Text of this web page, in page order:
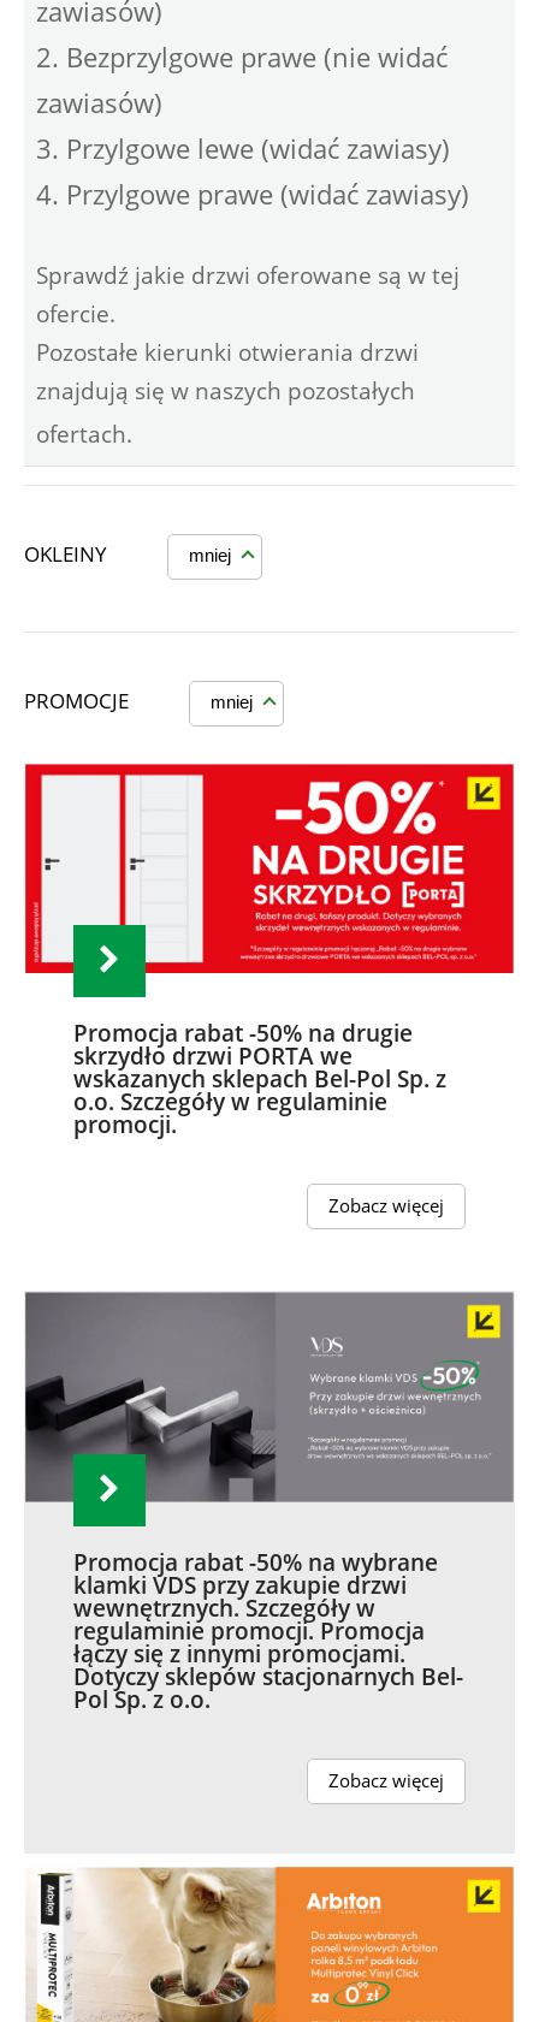
zawiasów)
2. Bezprzylgowe prawe (nie widać
zawiasów)
3. Przylgowe lewe (widać zawiasy)
4. Przylgowe prawe (widać zawiasy)
Sprawdź jakie drzwi oferowane są w tej
ofercie.
Pozostałe kierunki otwierania drzwi
znajdują się w naszych pozostałych
ofertach.
OKLEINY mniej
PROMOCJE mniej
Promocja rabat -50% na drugie
skrzydło drzwi PORTA we
wskazanych sklepach Bel-Pol Sp. z
o.o. Szczegóły w regulaminie
promocji.
Zobacz więcej
Promocja rabat -50% na wybrane
klamki VDS przy zakupie drzwi
wewnętrznych. Szczegóły w
regulaminie promocji. Promocja
łączy się z innymi promocjami.
Dotyczy sklepów stacjonarnych Bel-
Pol Sp. z o.o.
Zobacz więcej